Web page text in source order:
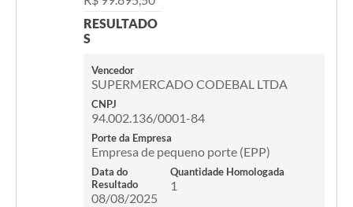
RESULTADO
S
Vencedor
SUPERMERCADO CODEBAL LTDA
CNPJ
94.002.136/0001-84
Porte da Empresa
Empresa de pequeno porte (EPP)
Data do
Resultado
08/08/2025
Quantidade Homologada
1